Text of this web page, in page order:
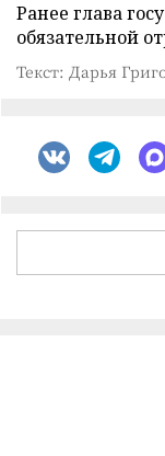
Ранее глава
обязательной
Текст: Дарья